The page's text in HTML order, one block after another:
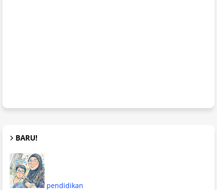
BARU!
pendidikan